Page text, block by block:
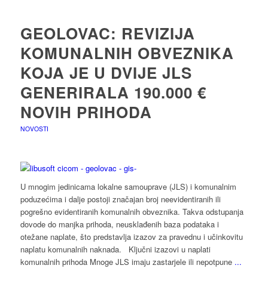
GEOLOVAC: REVIZIJA
KOMUNALNIH OBVEZNIKA
KOJA JE U DVIJE JLS
GENERIRALA 190.000 €
NOVIH PRIHODA
NOVOSTI
U mnogim jedinicama lokalne samouprave (JLS) i komunalnim
poduzećima i dalje postoji značajan broj neevidentiranih ili
pogrešno evidentiranih komunalnih obveznika. Takva odstupanja
dovode do manjka prihoda, neusklađenih baza podataka i
otežane naplate, što predstavlja izazov za pravednu i učinkovitu
naplatu komunalnih naknada. Ključni izazovi u naplati
komunalnih prihoda Mnoge JLS imaju zastarjele ili nepotpune ...